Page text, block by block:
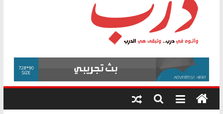
فرحات سليمان يكتب: القطاع الصحي إلى
أين؟
حزب التحالف الشعبي يطلق لجنة “الحق
في الصحة” بالإسكندرية لرصد الانتهاكات
ودعم المرضى
الوزاري لمدينة الصحفيين.. وانتهاء أعمال
إنشاء المبنى الإداري
المجلس القومي لحقوق الإنسان يعلن
متابعة قضية الدكتور محمد زهران.. ويؤكد:
قرينة البراءة وضمانات المحاكمة العادلة
درب
وأتوه
درب..
وتبقى
هي